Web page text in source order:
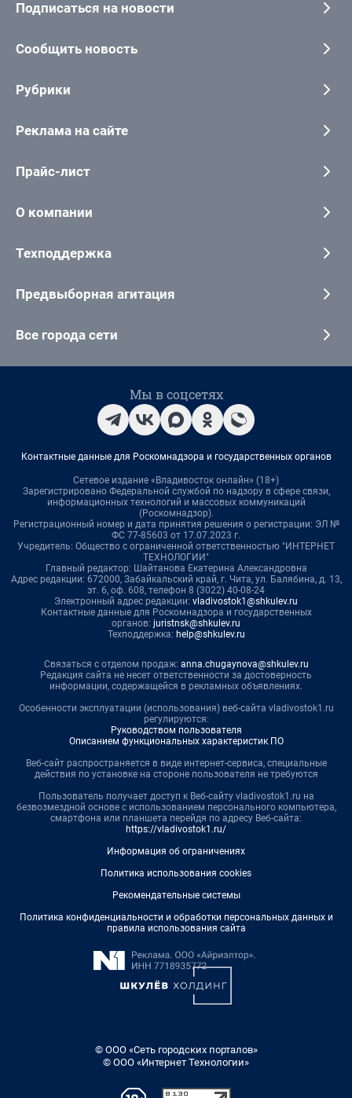
Подписаться на новости
Сообщить новость
Рубрики
Реклама на сайте
Прайс-лист
О компании
Техподдержка
Предвыборная агитация
Все города сети
Мы в соцсетях
Контактные данные для Роскомнадзора и государственных органов
Сетевое издание «Владивосток онлайн» (18+)
Зарегистрировано Федеральной службой по надзору в сфере связи,
информационных технологий и массовых коммуникаций
(Роскомнадзор).
Регистрационный номер и дата принятия решения о регистрации: ЭЛ №
ФС 77-85603 от 17.07.2023 г.
Учредитель: Общество с ограниченной ответственностью "ИНТЕРНЕТ
ТЕХНОЛОГИИ"
Главный редактор: Шайтанова Екатерина Александровна
Адрес редакции: 672000, Забайкальский край, г. Чита, ул. Балябина, д. 13,
эт. 6, оф. 608, телефон 8 (3022) 40-08-24
Электронный адрес редакции: vladivostok1@shkulev.ru
Контактные данные для Роскомнадзора и государственных
органов: juristnsk@shkulev.ru
Техподдержка: help@shkulev.ru
Связаться с отделом продаж: anna.chugaynova@shkulev.ru
Редакция сайта не несет ответственности за достоверность
информации, содержащейся в рекламных объявлениях.
Особенности эксплуатации (использования) веб-сайта vladivostok1.ru
регулируются:
Руководством пользователя
Описанием функциональных характеристик ПО
Веб-сайт распространяется в виде интернет-сервиса, специальные
действия по установке на стороне пользователя не требуются
Пользователь получает доступ к Веб-сайту vladivostok1.ru на
безвозмездной основе с использованием персонального компьютера,
смартфона или планшета перейдя по адресу Веб-сайта:
https://vladivostok1.ru/
Информация об ограничениях
Политика использования cookies
Рекомендательные системы
Политика конфиденциальности и обработки персональных данных и
правила использования сайта
© ООО «Сеть городских порталов»
© ООО «Интернет Технологии»